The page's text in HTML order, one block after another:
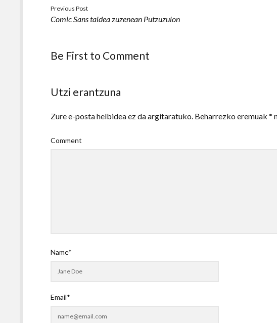
Previous Post
Comic Sans taldea zuzenean Putzuzulon
Be First to Comment
Utzi erantzuna
Zure e-posta helbidea ez da argitaratuko. Beharrezko eremuak*
Comment
Name*
Email*